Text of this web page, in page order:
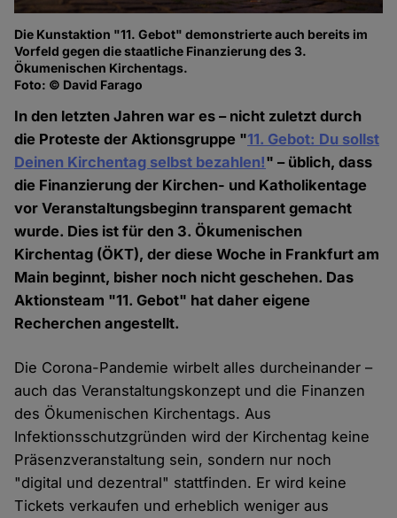
Die Kunstaktion "11. Gebot" demonstrierte auch bereits im
Vorfeld gegen die staatliche Finanzierung des 3.
Ökumenischen Kirchentags.
Foto: © David Farago
In den letzten Jahren war es – nicht zuletzt durch
die Proteste der Aktionsgruppe "11. Gebot: Du sollst
Deinen Kirchentag selbst bezahlen!" – üblich, dass
die Finanzierung der Kirchen- und Katholikentage
vor Veranstaltungsbeginn transparent gemacht
wurde. Dies ist für den 3. Ökumenischen
Kirchentag (ÖKT), der diese Woche in Frankfurt am
Main beginnt, bisher noch nicht geschehen. Das
Aktionsteam "11. Gebot" hat daher eigene
Recherchen angestellt.
Die Corona-Pandemie wirbelt alles durcheinander –
auch das Veranstaltungskonzept und die Finanzen
des Ökumenischen Kirchentags. Aus
Infektionsschutzgründen wird der Kirchentag keine
Präsenzveranstaltung sein, sondern nur noch
"digital und dezentral" stattfinden. Er wird keine
Tickets verkaufen und erheblich weniger aus